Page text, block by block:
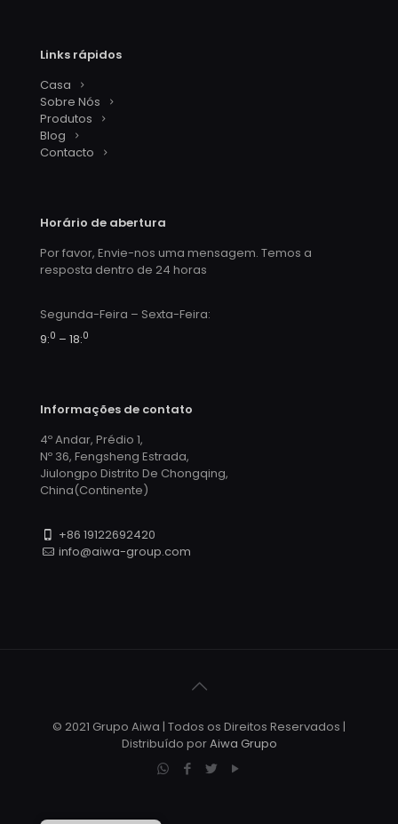
Links rápidos
Casa
Sobre Nós
Produtos
Blog
Contacto
Horário de abertura
Por favor, Envie-nos uma mensagem. Temos a
resposta dentro de 24 horas
Segunda-Feira – Sexta-Feira:
9:0 – 18:0
Informações de contato
4º Andar, Prédio 1,
Nº 36, Fengsheng Estrada,
Jiulongpo Distrito De Chongqing,
China(Continente)
+86 19122692420
info@aiwa-group.com
© 2021 Grupo Aiwa | Todos os Direitos Reservados |
Distribuído porAiwa Grupo